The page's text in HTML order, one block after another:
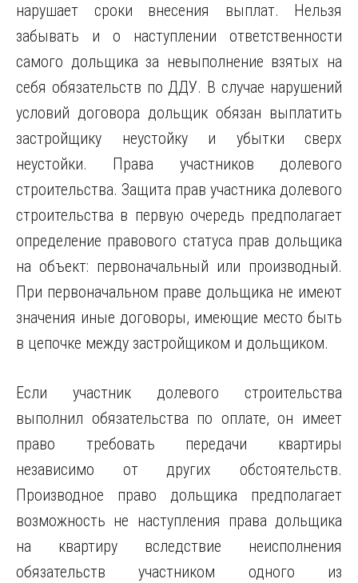
нарушает сроки внесения выплат. Нельзя
забывать и о наступлении ответственности
самого дольщика за невыполнение взятых на
себя обязательств по ДДУ. В случае нарушений
условий договора дольщик обязан выплатить
застройщику неустойку и убытки сверх
неустойки. Права участников долевого
строительства. Защита прав участника долевого
строительства в первую очередь предполагает
определение правового статуса прав дольщика
на объект: первоначальный или производный.
При первоначальном праве дольщика не имеют
значения иные договоры, имеющие место быть
в цепочке между застройщиком и дольщиком.
Если участник долевого строительства
выполнил обязательства по оплате, он имеет
право требовать передачи квартиры
независимо от других обстоятельств.
Производное право дольщика предполагает
возможность не наступления права дольщика
на квартиру вследствие неисполнения
обязательств участником одного из